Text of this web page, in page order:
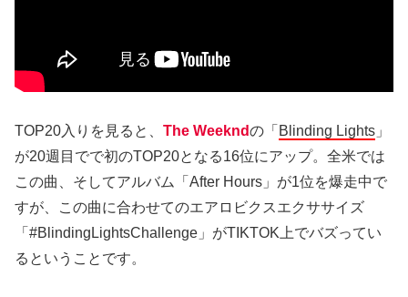
TOP20入りを見ると、 The Weekndの「 Blinding Lights 」
が20週目でで初のTOP20となる16位にアップ。全米では
この曲、そしてアルバム「After Hours」が1位を爆走中で
すが、この曲に合わせてのエアロビクスエクササイズ
「#BlindingLightsChallenge」がTIKTOK上でバズってい
るということです。